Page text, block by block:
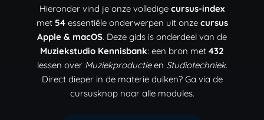
Hieronder vind je onze volledige cursus-index
met 54essentiële onderwerpen uit onze cursus
Apple & macOS. Deze gids is onderdeel van de
Muziekstudio Kennisbank: een bron met 432
lessen over Muziekproductieen Studiotechniek.
Direct dieper in de materie duiken? Ga via de
cursusknop naar alle modules.